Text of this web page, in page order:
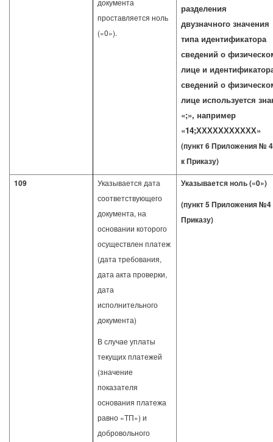
документа
проставляется ноль
(«0»).
разделения
двузначного значения
типа идентификатора
сведений о
лице и
сведений о
лице используется
«;», например
«14;ХХХХХХХХХХХ»
(пункт 6 Приложения № 4
к Приказу)
109
Указывается дата
соответствующего
документа, на
основании которого
осуществлен платеж
(дата требования,
дата акта проверки,
дата
исполнительного
документа)
В случае уплаты
текущих платежей
(значение
показателя
основания платежа
равно «ТП») и
добровольного
Указывается ноль («0»)
(пункт 5 Приложения №4
Приказу)